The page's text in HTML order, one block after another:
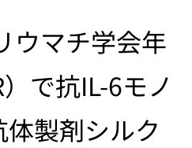
r
c
ウマチ学会年
で抗IL-6モノ
製剤シルク